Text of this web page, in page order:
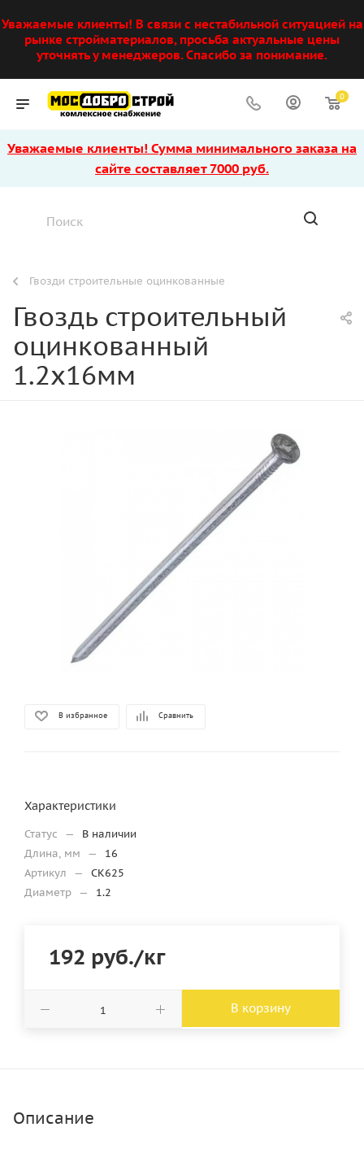
Уважаемые клиенты! В связи с нестабильной ситуацией на
рынке стройматериалов, просьба актуальные цены
уточнять у менеджеров. Спасибо за понимание.
0
Уважаемые клиенты! Сумма минимального заказа на
сайте составляет 7000 руб.
Гвозди строительные оцинкованные
Гвоздь строительный
оцинкованный
1.2х16мм
В избранное Сравнить
Характеристики
Статус —
В наличии
Длина, мм
—
16
Артикул
—
CK625
Диаметр — 1.2
192 руб./кг
В корзину
Описание